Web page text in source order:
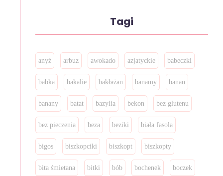
Tagi
anyż arbuz awokado azjatyckie babeczki
babka bakalie bakłażan banamy banan
banany batat bazylia bekon bez glutenu
bez pieczenia beza beziki biała fasola
bigos biszkopciki biszkopt biszkopty
bita śmietana bitki bób bochenek boczek